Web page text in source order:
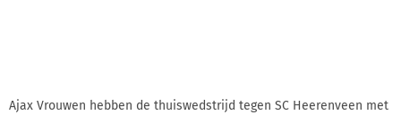
Ajax Vrouwen hebben de thuiswedstrijd tegen SC Heerenveen met